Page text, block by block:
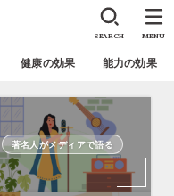
健康の効果 能力の効果
SEARCH MENU
著名人がメディアで語る